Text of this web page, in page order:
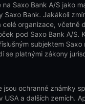
Saxo Bank A/S jako
Saxo Bank. Jakákoli
celé organizace, včetně
pod Saxo Bank A/S.
subjektem Saxo
se platnými zákony
jsou ochranné známky
USA a dalších zemích.